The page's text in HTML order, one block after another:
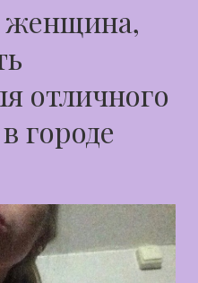
женщина,
отличного
городе